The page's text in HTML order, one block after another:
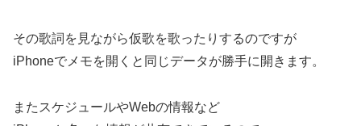
その歌詞を見ながら仮歌を歌ったりするのですが
iPhoneでメモを開くと同じデータが勝手に開きます。
またスケジュールやWebの情報など